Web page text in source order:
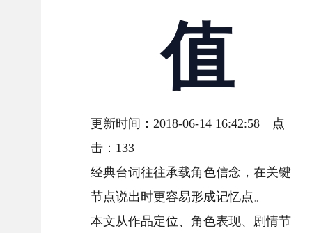
值
更新时间：2018-06-14 16:42:58 点
击： 133
经典台词往往承载角色信念，在关键
节点说出时更容易形成记忆点。
本文从作品定位、角色表现、剧情节